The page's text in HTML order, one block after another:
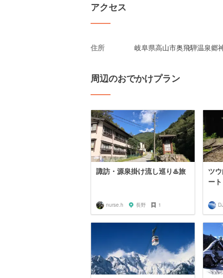
アクセス
住所 岐阜県高山市奥飛騨温泉郷
周辺のおでかけプラン
諏訪・源泉掛け流し巡り♨️旅
nurse.h 長野 1
ツ
ート